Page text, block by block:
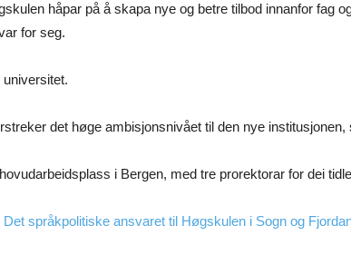
håpar på å skapa nye og betre tilbod innanfor fag
for seg.
universitet.
det høge ambisjonsnivået til den nye institusjonen,
i Bergen, med tre prorektorar for dei
Det språkpolitiske ansvaret til Høgskulen i Sogn og